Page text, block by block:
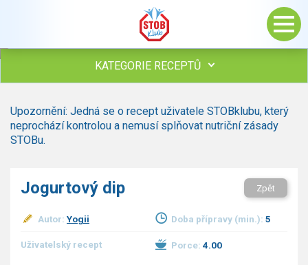
KATEGORIE RECEPTŮ
Polévky
Studená kuchyně
Bezmasé a zeleninové
Sladké pokrmy
Dezerty
Upozornění: Jedná se o recept uživatele STOBklubu, který
neprochází kontrolou a nemusí splňovat nutriční zásady
STOBu.
Jogurtový dip Zpět
Autor: Yogii Doba přípravy (min.): 5
Uživatelský recept Porce: 4.00